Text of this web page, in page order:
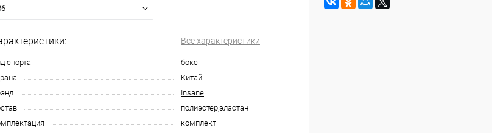
Все характеристики
спорта
бокс
Китай
Insane
полиэстер,эластан
комплект